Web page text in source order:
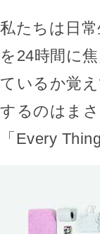
私たちは日
を24時間に
ているか覚
するのはま
「Every